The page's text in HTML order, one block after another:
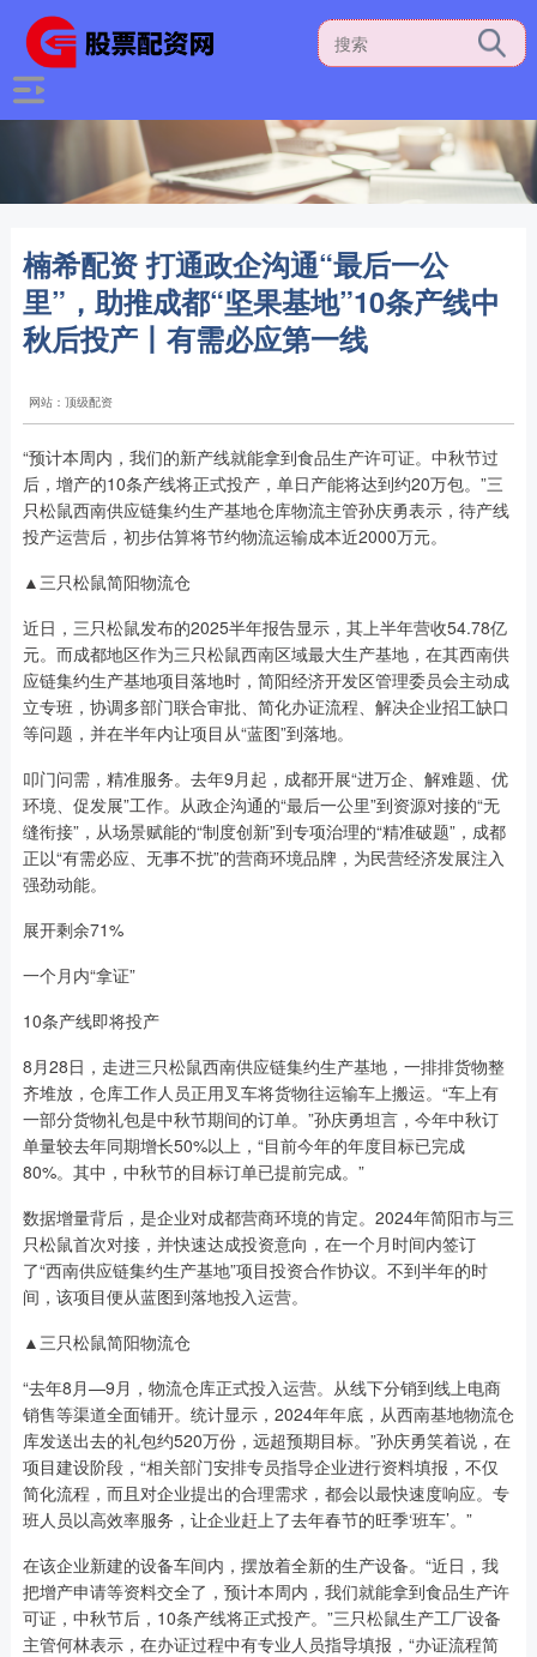
楠希配资 打通政企沟通“最后一公
里”，助推成都“坚果基地”10条产线中
秋后投产丨有需必应第一线
网站：顶级配资
“预计本周内，我们的新产线就能拿到食品生产许可证。中秋节过
后，增产的10条产线将正式投产，单日产能将达到约20万包。”三
只松鼠西南供应链集约生产基地仓库物流主管孙庆勇表示，待产线
投产运营后，初步估算将节约物流运输成本近2000万元。
▲三只松鼠简阳物流仓
近日，三只松鼠发布的2025半年报告显示，其上半年营收54.78亿
元。而成都地区作为三只松鼠西南区域最大生产基地，在其西南供
应链集约生产基地项目落地时，简阳经济开发区管理委员会主动成
立专班，协调多部门联合审批、简化办证流程、解决企业招工缺口
等问题，并在半年内让项目从“蓝图”到落地。
叩门问需，精准服务。去年9月起，成都开展“进万企、解难题、优
环境、促发展”工作。从政企沟通的“最后一公里”到资源对接的“无
缝衔接”，从场景赋能的“制度创新”到专项治理的“精准破题”，成都
正以“有需必应、无事不扰”的营商环境品牌，为民营经济发展注入
强劲动能。
展开剩余71%
一个月内“拿证”
10条产线即将投产
8月28日，走进三只松鼠西南供应链集约生产基地，一排排货物整
齐堆放，仓库工作人员正用叉车将货物往运输车上搬运。“车上有
一部分货物礼包是中秋节期间的订单。”孙庆勇坦言，今年中秋订
单量较去年同期增长50%以上，“目前今年的年度目标已完成
80%。其中，中秋节的目标订单已提前完成。”
数据增量背后，是企业对成都营商环境的肯定。2024年简阳市与三
只松鼠首次对接，并快速达成投资意向，在一个月时间内签订
了“西南供应链集约生产基地”项目投资合作协议。不到半年的时
间，该项目便从蓝图到落地投入运营。
▲三只松鼠简阳物流仓
“去年8月—9月，物流仓库正式投入运营。从线下分销到线上电商
销售等渠道全面铺开。统计显示，2024年年底，从西南基地物流仓
库发送出去的礼包约520万份，远超预期目标。”孙庆勇笑着说，在
项目建设阶段，“相关部门安排专员指导企业进行资料填报，不仅
简化流程，而且对企业提出的合理需求，都会以最快速度响应。专
班人员以高效率服务，让企业赶上了去年春节的旺季‘班车’。”
在该企业新建的设备车间内，摆放着全新的生产设备。“近日，我
把增产申请等资料交全了，预计本周内，我们就能拿到食品生产许
可证，中秋节后，10条产线将正式投产。”三只松鼠生产工厂设备
主管何林表示，在办证过程中有专业人员指导填报，“办证流程简